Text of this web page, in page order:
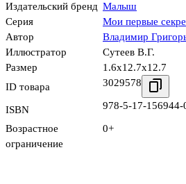
Издательский бренд Малыш
Серия
Мои первые
Автор
Владимир
Иллюстратор
Сутеев В.Г.
Размер
1.6x12.7x12.7
ID товара
3029578
ISBN 978-5-17-156944-
Возрастное
ограничение
0+